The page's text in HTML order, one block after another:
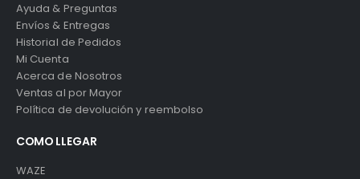
Ayuda & Preguntas
Envíos & Entregas
Historial de Pedidos
Mi Cuenta
Acerca de Nosotros
Ventas al por Mayor
Política de devolución y reembolso
COMO LLEGAR
WAZE